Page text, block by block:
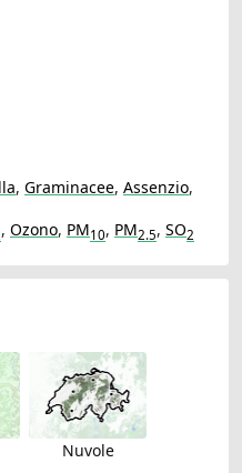
, Graminacee, Assenzio,
, Ozono, PM10, PM2.5, SO2
Nuvole